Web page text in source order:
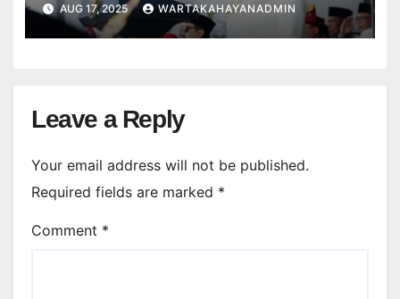
AUG 17, 2025 WARTAKAHAYANADMIN
Leave a Reply
Your email address will not be published.
Required fields are marked *
Comment *